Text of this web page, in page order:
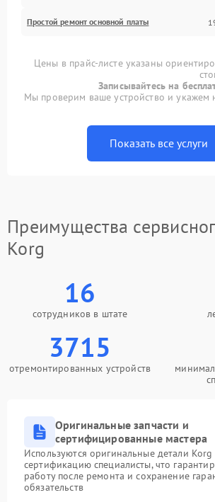
Простой ремонт основной платы
Цены в прайс-листе указаны
Записывайтесь на
Мы проверим ваше устройство и укажем
Показать все услуги
Преимущества
Korg
16
сотрудников в штате
3715
отремонтированных устройств
Оригинальные запчасти и
сертифицированные мастера
Используются оригинальные детали
сертификацию специалисты, что
работу после ремонта и сохранение
обязательств